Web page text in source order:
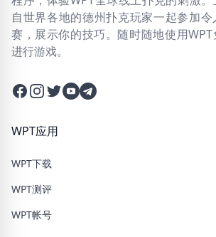
自世界各地的德州扑克玩家一起参加
赛，展示你的技巧。随时随地使用
进行游戏。
Facebook
Instagram
Twitter
Twitter
Twitter
WPT应用
WPT下载
WPT测评
WPT帐号